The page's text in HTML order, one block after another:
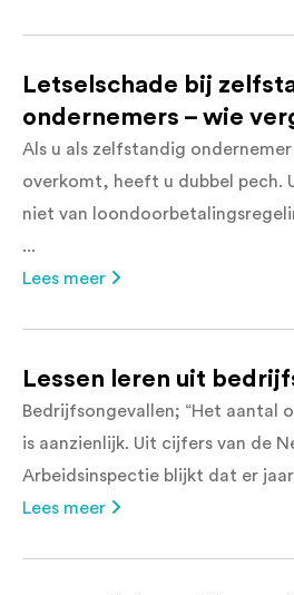
Letselschade bij
ondernemers – wie
Als u als zelfstandig ondernemer
overkomt, heeft u dubbel pech.
niet van
...
Lees meer
Lessen leren uit
Bedrijfsongevallen; “Het aantal
is aanzienlijk. Uit cijfers van de
Arbeidsinspectie blijkt dat er
Lees meer